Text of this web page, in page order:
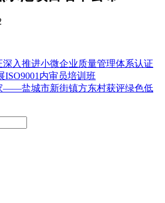
深入推进小微企业质量管理体系认证
内审员培训班
——盐城市新街镇方东村获评绿色低